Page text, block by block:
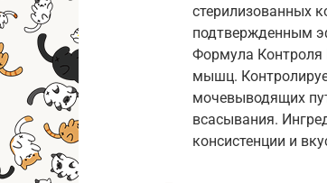
стерилизованных
подтвержденным
Формула Контроля
мышц.
мочевыводящих
всасывания.
консистенции и